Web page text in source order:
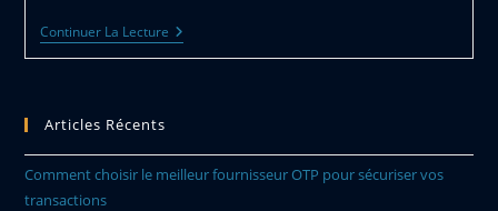
Continuer La LectureLes
Enchantements
Pour
Obtenir
Articles Récents
Comment choisir le meilleur fournisseur OTP pour sécuriser vos
transactions